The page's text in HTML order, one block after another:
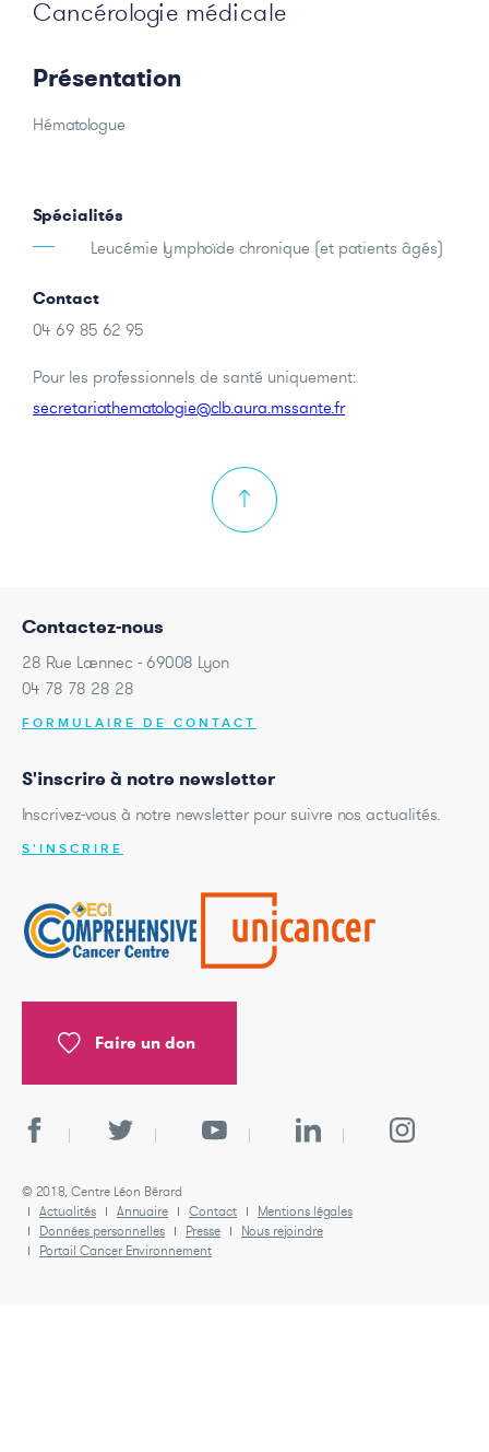
Cancérologie médicale
Présentation
Hématologue
Spécialités
Leucémie lymphoïde chronique (et patients âgés)
Contact
04 69 85 62 95
Pour les professionnels de santé uniquement:
secretariathematologie@clb.aura.mssante.fr
Contactez-nous
28 Rue Laennec - 69008 Lyon
04 78 78 28 28
FORMULAIRE DE CONTACT
S'inscrire à notre newsletter
Inscrivez-vous à notre newsletter pour suivre nos actualités.
S'INSCRIRE
Faire un don
© 2018, Centre Léon Bérard
Actualités
Annuaire Contact
Mentions légales
Données personnelles
Presse
Nous rejoindre
Portail Cancer Environnement